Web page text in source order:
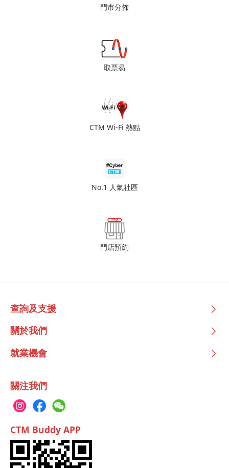
門市分佈
取票易
CTM Wi-Fi 熱點
No.1 人氣社區
門店預約
查詢及支援
關於我們
就業機會
關注我們
CTM Buddy APP